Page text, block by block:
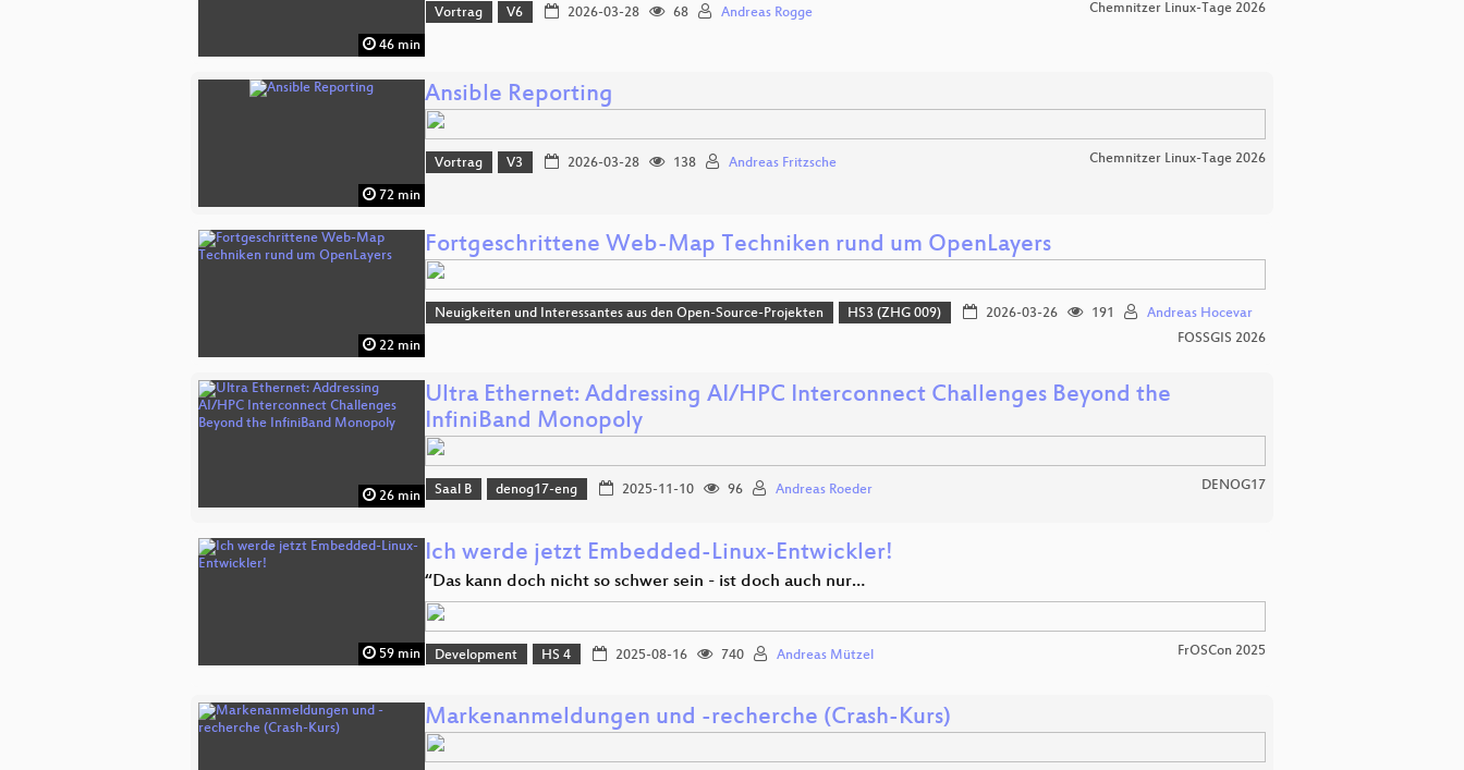
46 min
Vortrag V6 2026-03-28 68 Andreas Rogge Chemnitzer Linux-Tage 2026
72 min
Ansible Reporting
Vortrag V3 2026-03-28 138 Andreas Fritzsche Chemnitzer Linux-Tage 2026
22 min
Fortgeschrittene Web-Map Techniken rund um OpenLayers
Neuigkeiten und Interessantes aus den Open-Source-Projekten HS3 (ZHG 009) 2026-03-26 191
Andreas Hocevar
FOSSGIS 2026
26 min
Ultra Ethernet: Addressing AI/HPC Interconnect Challenges Beyond the
InfiniBand Monopoly
Saal B denog17-eng 2025-11-10 96 Andreas Roeder DENOG17
59 min
Ich werde jetzt Embedded-Linux-Entwickler!
“Das kann doch nicht so schwer sein - ist doch auch nur…
Development HS 4 2025-08-16 740 Andreas Mützel FrOSCon 2025
Markenanmeldungen und -recherche (Crash-Kurs)